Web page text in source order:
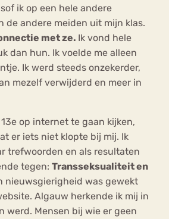
ik op een hele andere
de andere meiden uit mijn klas.
met ze. Ik vond hele
dan hun. Ik voelde me alleen
Ik werd steeds onzekerder,
mezelf verwijderd en meer in
op internet te gaan kijken,
er iets niet klopte bij mij. Ik
trefwoorden en als resultaten
tegen: Transseksualiteit en
nieuwsgierigheid was gewekt
Algauw herkende ik mij in
werd. Mensen bij wie er geen